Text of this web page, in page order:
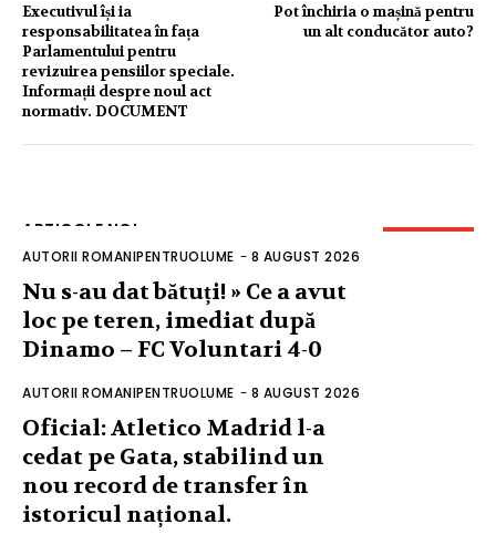
Executivul își ia
responsabilitatea în fața
Parlamentului pentru
revizuirea pensiilor speciale.
Informații despre noul act
normativ. DOCUMENT
Pot închiria o mașină pentru
un alt conducător auto?
ARTICOLE NOI
AUTORII ROMANIPENTRUOLUME - 8 AUGUST 2026
Nu s-au dat bătuți! » Ce a avut
loc pe teren, imediat după
Dinamo – FC Voluntari 4-0
AUTORII ROMANIPENTRUOLUME - 8 AUGUST 2026
Oficial: Atletico Madrid l-a
cedat pe Gata, stabilind un
nou record de transfer în
istoricul național.